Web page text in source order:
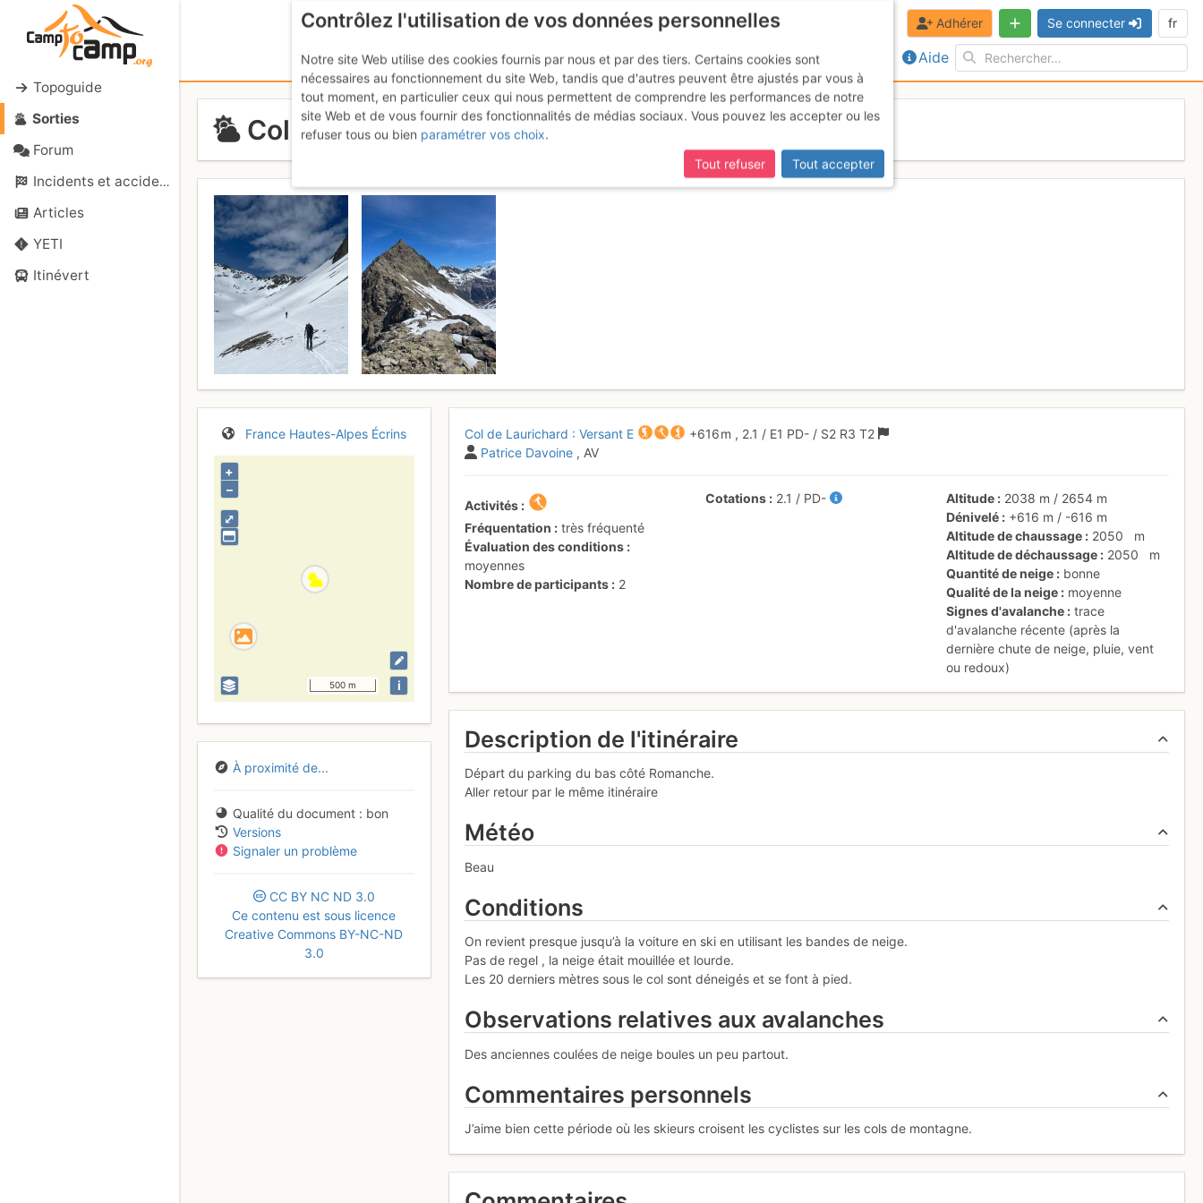
Topoguide
Sorties
Forum
Incidents et accidents
Articles
YETI
Itinévert
Aide
Adhérer Se connecter fr
Col de Laurichard : Versant E
France Hautes-Alpes Écrins
⤢
+
–
500 m i
À proximité de...
Qualité du document
bon
Versions
Signaler un problème
CC BY NC ND 3.0
Ce contenu est sous licence
Creative Commons BY-NC-ND
3.0
Col de Laurichard : Versant E +616 m , 2.1 / E1 PD- / S2 R3T2
Patrice Davoine , AV
Activités
Fréquentation
très fréquenté
Évaluation des conditions
moyennes
Nombre de participants
2
Cotations 2.1 / PD- Altitude 2038 m / 2654 m
Dénivelé
+616 m / -616 m
Altitude de chaussage
2050
m
Altitude de déchaussage
2050
m
Quantité de neige
bonne
Qualité de la neige
moyenne
Signes d'avalanche
trace
d'avalanche récente (après la
dernière chute de neige, pluie, vent
ou redoux)
Description de l'itinéraire
Départ du parking du bas côté Romanche.
Aller retour par le même itinéraire
Météo
Beau
Conditions
On revient presque jusqu’à la voiture en ski en utilisant les bandes de neige.
Pas de regel , la neige était mouillée et lourde.
Les 20 derniers mètres sous le col sont déneigés et se font à pied.
Observations relatives aux avalanches
Des anciennes coulées de neige boules un peu partout.
Commentaires personnels
J’aime bien cette période où les skieurs croisent les cyclistes sur les cols de montagne.
Contrôlez l'utilisation de vos données personnelles
Notre site Web utilise des cookies fournis par nous et par des tiers. Certains cookies sont
nécessaires au fonctionnement du site Web, tandis que d'autres peuvent être ajustés par vous à
tout moment, en particulier ceux qui nous permettent de comprendre les performances de notre
site Web et de vous fournir des fonctionnalités de médias sociaux. Vous pouvez les accepter ou les
refuser tous ou bien paramétrer vos choix.
Tout refuser
Tout accepter